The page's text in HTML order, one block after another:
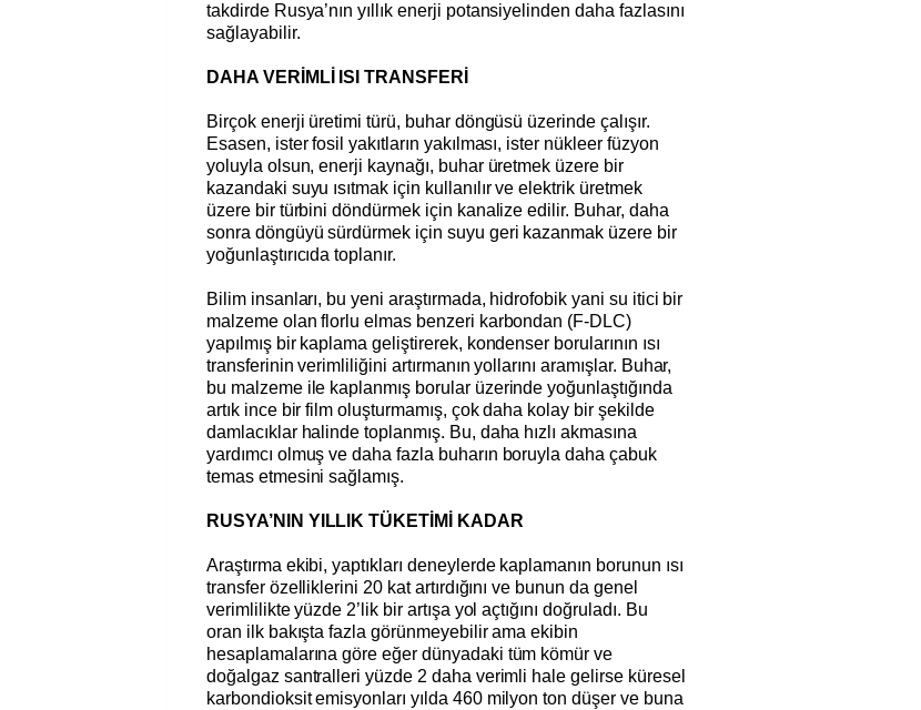
takdirde Rusya’nın yıllık enerji potansiyelinden daha fazlasını
sağlayabilir.
DAHA VERİMLİ ISI TRANSFERİ
Birçok enerji üretimi türü, buhar döngüsü üzerinde çalışır.
Esasen, ister fosil yakıtların yakılması, ister nükleer füzyon
yoluyla olsun, enerji kaynağı, buhar üretmek üzere bir
kazandaki suyu ısıtmak için kullanılır ve elektrik üretmek
üzere bir türbini döndürmek için kanalize edilir. Buhar, daha
sonra döngüyü sürdürmek için suyu geri kazanmak üzere bir
yoğunlaştırıcıda toplanır.
Bilim insanları, bu yeni araştırmada, hidrofobik yani su itici bir
malzeme olan florlu elmas benzeri karbondan (F-DLC)
yapılmış bir kaplama geliştirerek, kondenser borularının ısı
transferinin verimliliğini artırmanın yollarını aramışlar. Buhar,
bu malzeme ile kaplanmış borular üzerinde yoğunlaştığında
artık ince bir film oluşturmamış, çok daha kolay bir şekilde
damlacıklar halinde toplanmış. Bu, daha hızlı akmasına
yardımcı olmuş ve daha fazla buharın boruyla daha çabuk
temas etmesini sağlamış.
RUSYA’NIN YILLIK TÜKETİMİ KADAR
Araştırma ekibi, yaptıkları deneylerde kaplamanın borunun ısı
transfer özelliklerini 20 kat artırdığını ve bunun da genel
verimlilikte yüzde 2’lik bir artışa yol açtığını doğruladı. Bu
oran ilk bakışta fazla görünmeyebilir ama ekibin
hesaplamalarına göre eğer dünyadaki tüm kömür ve
doğalgaz santralleri yüzde 2 daha verimli hale gelirse küresel
karbondioksit emisyonları yılda 460 milyon ton düşer ve buna